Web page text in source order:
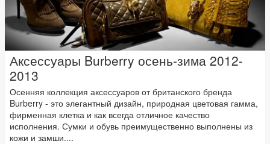
Аксессуары Burberry осень-зима 2012-
2013
Осенняя коллекция аксессуаров от британского бренда
Burberry - это элегантный дизайн, природная цветовая гамма,
фирменная клетка и как всегда отличное качество
исполнения. Сумки и обувь преимущественно выполнены из
кожи и замши....